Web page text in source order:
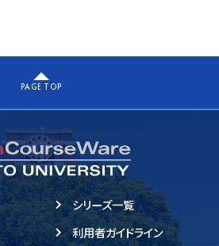
PAGE TOP
シリーズ一覧
利用者ガイドライン